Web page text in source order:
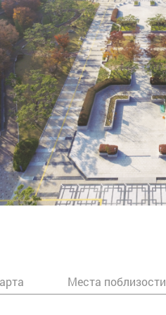
Места поблизости